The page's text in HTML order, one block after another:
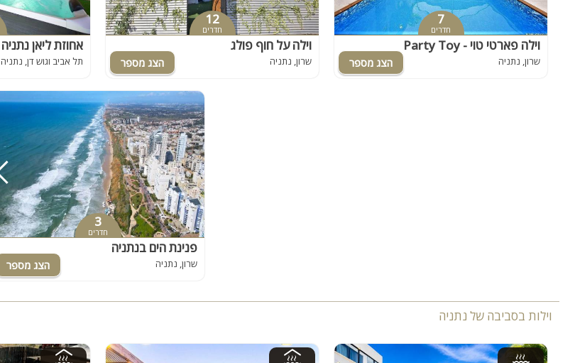
7
חדרים
וילה פארטי טוי - Party Toy
שרון, נתניה
12
חדרים
וילה על חוף פולג
שרון, נתניה
אחוזת ליאן נתניה
תל אביב וגוש דן, נתניה
3
חדרים
פנינת הים בנתניה
שרון, נתניה
וילות בסביבה של נתניה